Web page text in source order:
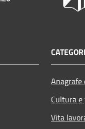
Cultura
Vita